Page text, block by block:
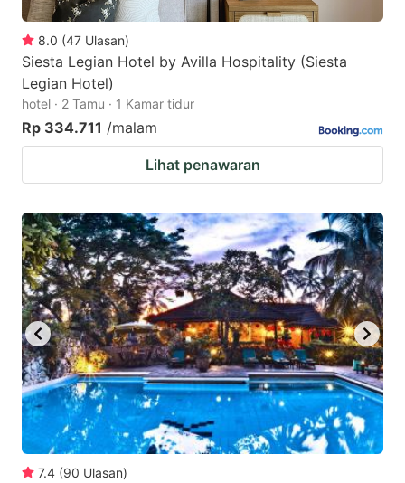
8.0 (47 Ulasan)
Siesta Legian Hotel by Avilla Hospitality (Siesta
Legian Hotel)
hotel · 2 Tamu · 1 Kamar tidur
Rp 334.711 /malam
Lihat penawaran
7.4 (90 Ulasan)